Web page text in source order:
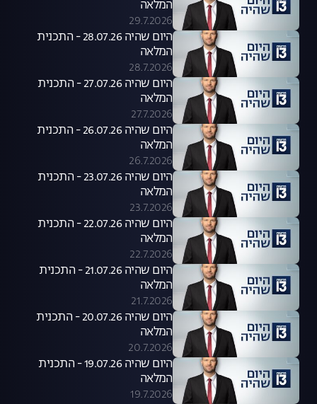
המלאה
29.7.2026
היום שהיה 28.07.26 - התכנית
המלאה
28.7.2026
היום שהיה 27.07.26 - התכנית
המלאה
27.7.2026
היום שהיה 26.07.26 - התכנית
המלאה
26.7.2026
היום שהיה 23.07.26 - התכנית
המלאה
23.7.2026
היום שהיה 22.07.26 - התכנית
המלאה
22.7.2026
היום שהיה 21.07.26 - התכנית
המלאה
21.7.2026
היום שהיה 20.07.26 - התכנית
המלאה
20.7.2026
היום שהיה 19.07.26 - התכנית
המלאה
19.7.2026